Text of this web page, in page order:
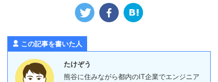
この記事を書いた人
たけぞう
熊谷に住みながら都内のIT企業でエンジニア